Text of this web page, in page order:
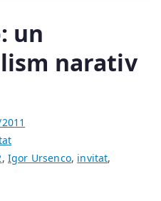
un
narativ
, Igor Ursenco, invitat,